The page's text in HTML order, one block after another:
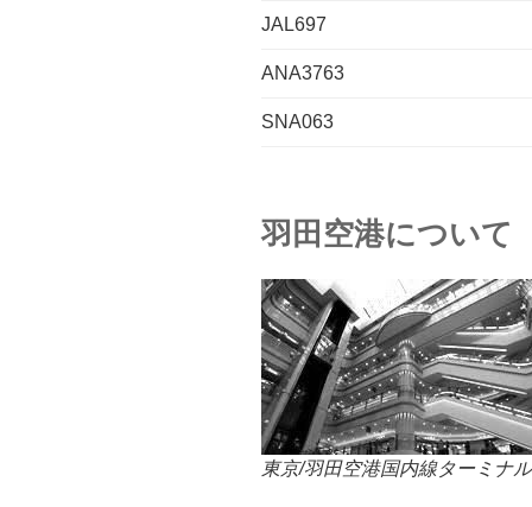
JAL697
ANA3763
SNA063
羽田空港について
東京/羽田空港国内線ターミナル